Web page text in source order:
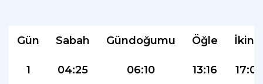
Gün Sabah Gündoğumu Öğle
1 04:25 06:10 13:16 17:06